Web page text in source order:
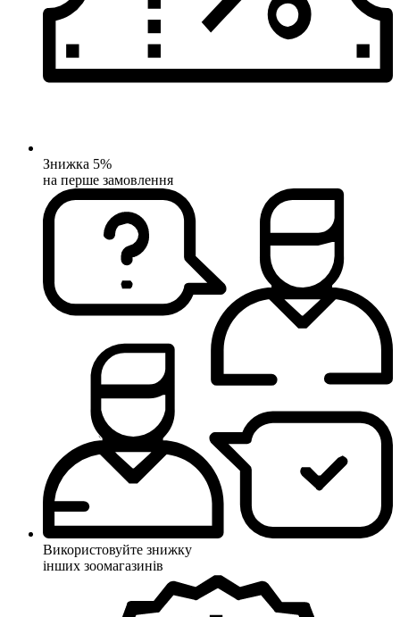
Знижка 5%
на перше замовлення
Використовуйте знижку
інших зоомагазинів